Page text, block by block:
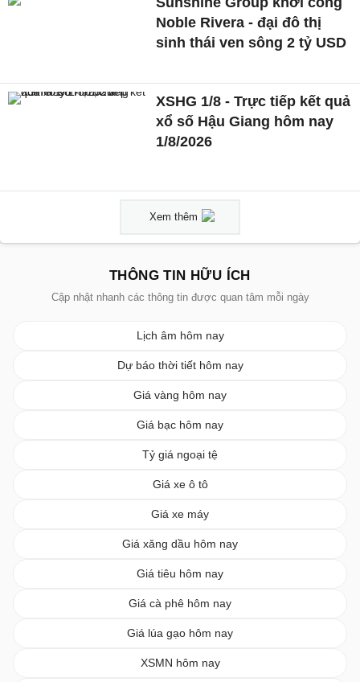
Noble Rivera - đại đô thị
sinh thái ven sông 2 tỷ USD
XSHG 1/8 - Trực tiếp kết quả
xổ số Hậu Giang hôm nay
1/8/2026
Xem thêm
THÔNG TIN HỮU ÍCH
Cập nhật nhanh các thông tin được quan tâm mỗi ngày
Lịch âm hôm nay
Dự báo thời tiết hôm nay
Giá vàng hôm nay
Giá bạc hôm nay
Tỷ giá ngoại tệ
Giá xe ô tô
Giá xe máy
Giá xăng dầu hôm nay
Giá tiêu hôm nay
Giá cà phê hôm nay
Giá lúa gạo hôm nay
XSMN hôm nay